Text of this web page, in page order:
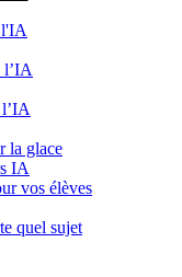
l'IA
l’IA
la glace
IA
vos élèves
quel sujet